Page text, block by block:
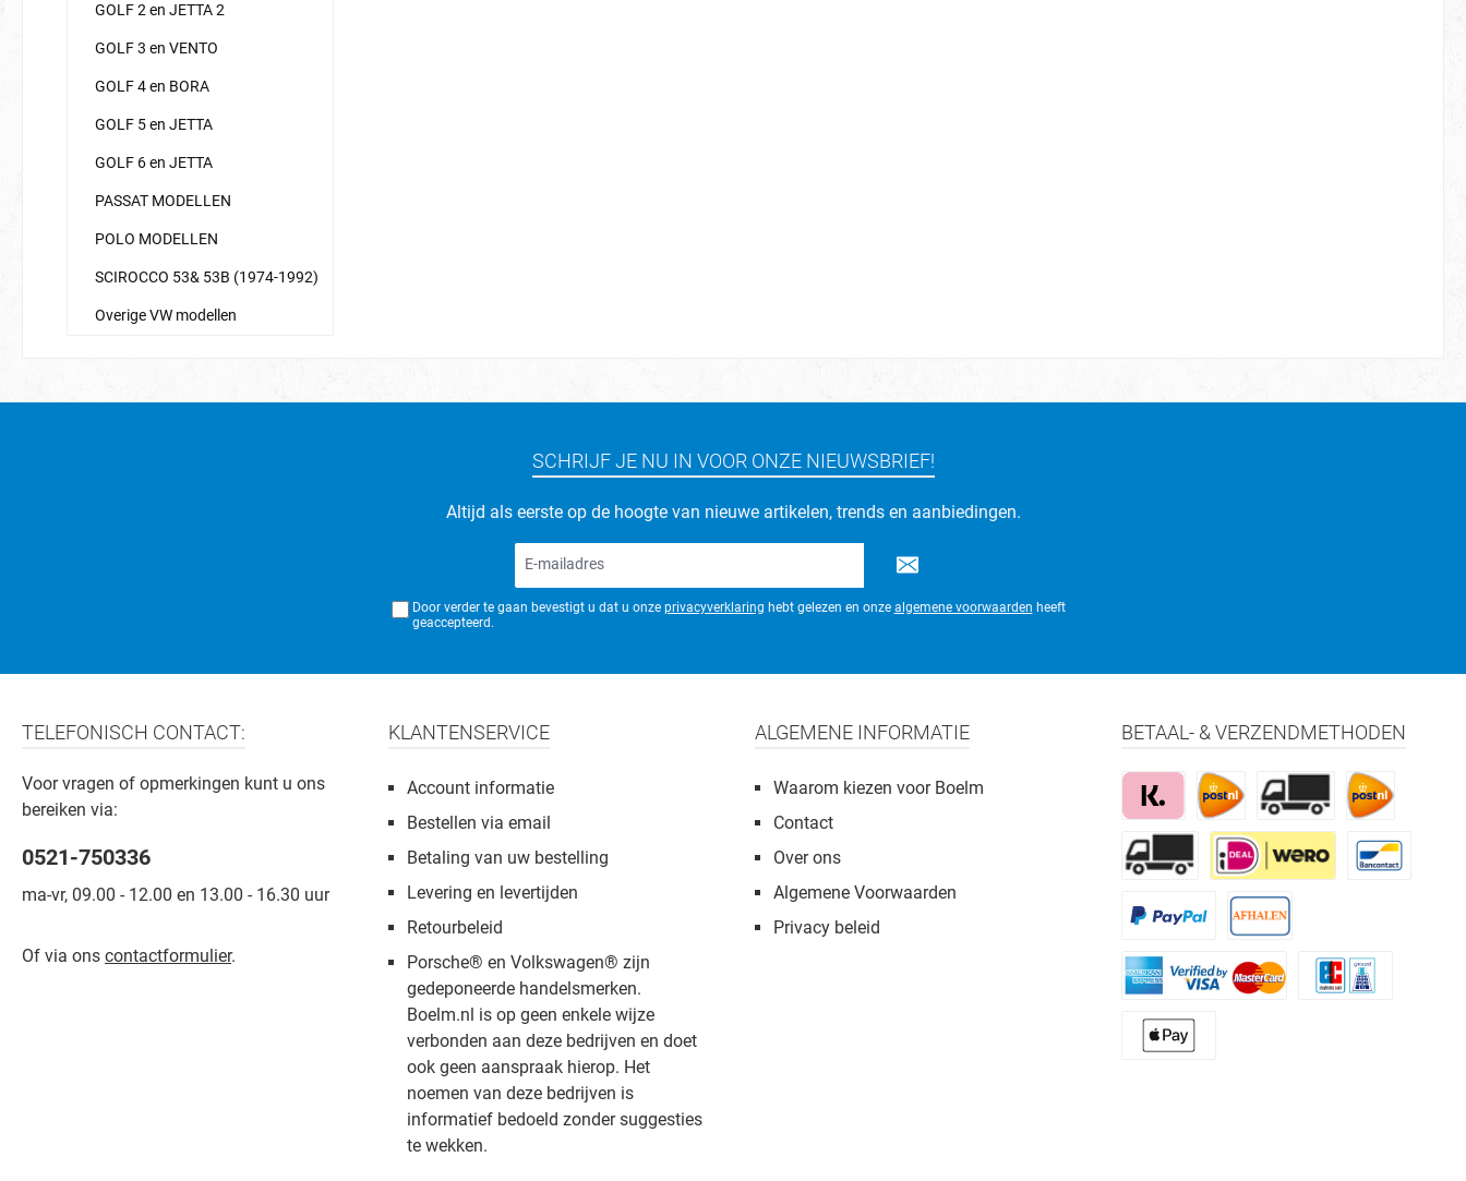
GOLF 2 en JETTA 2
GOLF 3 en VENTO
GOLF 4 en BORA
GOLF 5 en JETTA
GOLF 6 en JETTA
PASSAT MODELLEN
POLO MODELLEN
SCIROCCO 53& 53B (1974-1992)
Overige VW modellen
SCHRIJF JE NU IN VOOR ONZE NIEUWSBRIEF!
Altijd als eerste op de hoogte van nieuwe artikelen, trends en aanbiedingen.
Door verder te gaan bevestigt u dat u onze privacyverklaring hebt gelezen en onze algemene voorwaarden heeft
geaccepteerd.
TELEFONISCH CONTACT:
Voor vragen of opmerkingen kunt u ons
bereiken via:
0521-750336
ma-vr, 09.00 - 12.00 en 13.00 - 16.30 uur
Of via ons contactformulier.
KLANTENSERVICE
Account informatie
Bestellen via email
Betaling van uw bestelling
Levering en levertijden
Retourbeleid
Porsche® en Volkswagen® zijn
gedeponeerde handelsmerken.
Boelm.nl is op geen enkele wijze
verbonden aan deze bedrijven en doet
ook geen aanspraak hierop. Het
noemen van deze bedrijven is
informatief bedoeld zonder suggesties
te wekken.
ALGEMENE INFORMATIE
Waarom kiezen voor Boelm
Contact
Over ons
Algemene Voorwaarden
Privacy beleid
BETAAL- & VERZENDMETHODEN